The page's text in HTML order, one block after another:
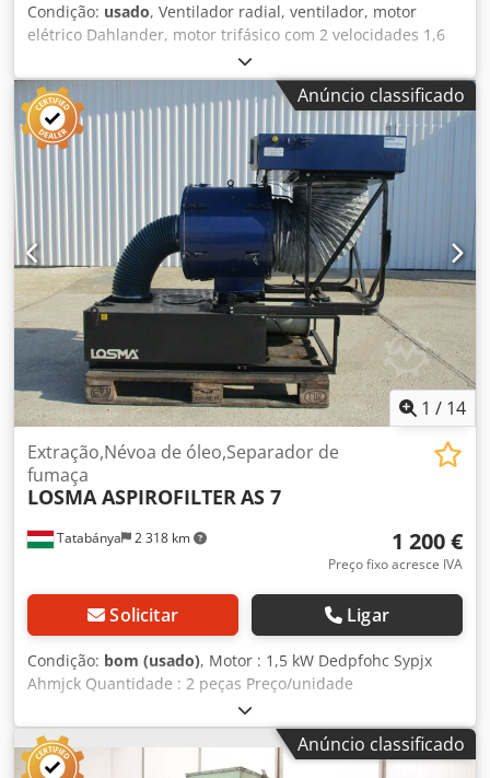
Condição: usado, Ventilador radial, ventilador, motor
elétrico Dahlander, motor trifásico com 2 velocidades 1,6
kW + 6 kW BLECHER Tipo 132 S4 / 2 Para extração,
refrigeração ou ventilação Diâmetro da roda do ventilador:
Ø 400 mm Largura da roda do ventilador: 175 mm
Diâmetro do eixo do motor: Ø 38 mm Execução do motor:
Dahlander estrela / dupla estrela Velocidade do motor:
1440 / 2870 rpm Número de polos: 8 / 4 Potência do motor:
1,6 / 6 kW Ligação de rede: 400 Volts, 50 Hz - Motor
trifásico Dahlander com 2 velocidades - Roda do ventilador
em metal - Tampa de proteção do ventilador em metal Ø
465 mm - Motor elétrico com flange de base padrão, furos
de fixação Ø 11,5 / distância dos furos 215 x 140 mm
Dcjdpfx Aezinyhohmjk Dimensões L x P x A: 570 x 465 x 465
mm Peso: 57 kg em bom estado 2 unidades disponíveis,
preço por unidade
Anúncio classificado
1 / 14
Tatabánya 2 318 km
Extração,Névoa de óleo,Separador de
fumaça
LOSMA ASPIROFILTERAS 7
1 200 €
Preço fixo acresce IVA
Solicitar Ligar
Condição: bom (usado), Motor : 1,5 kW Dedpfohc Sypjx
Ahmjck Quantidade : 2 peças Preço/unidade
Anúncio classificado